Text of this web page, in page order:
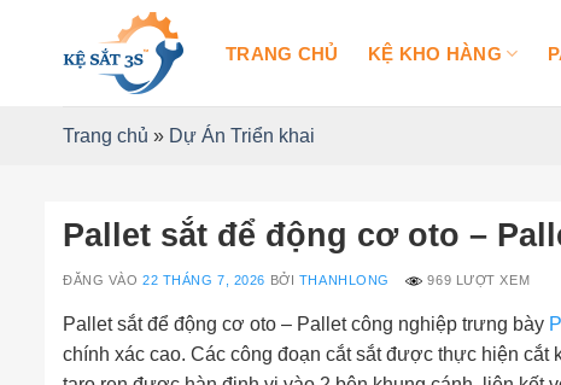
TRANG CHỦ KỆ KHO HÀNG
Trang chủ » Dự Án Triển khai
Pallet sắt để động cơ oto –
ĐĂNG VÀO22 THÁNG 7, 2026 BỞI THANHLONG 969 LƯỢT XEM
Pallet sắt để động cơ oto – Pallet công nghiệp trưng bày
chính xác cao. Các công đoạn cắt sắt được thực hiện cắt